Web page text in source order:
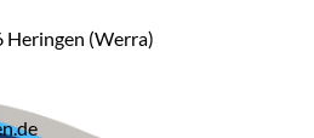
Heringen (Werra)